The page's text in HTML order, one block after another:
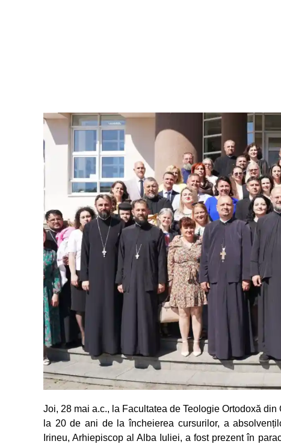
Joi, 28 mai a.c., la Facultatea de Teologie Ortodoxă
la 20 de ani de la încheierea cursurilor, a
Irineu, Arhiepiscop al Alba Iuliei, a fost prezent în